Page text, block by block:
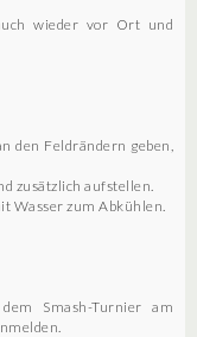
wieder vor Ort und
den Feldrändern geben,
zusätzlich aufstellen.
Wasser zum Abkühlen.
Smash-Turnier am